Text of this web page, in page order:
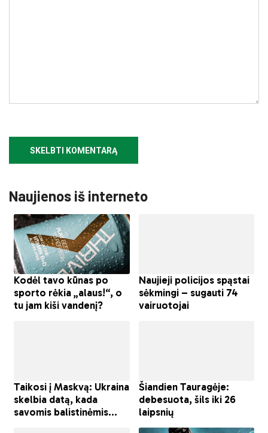
Naujienos iš interneto